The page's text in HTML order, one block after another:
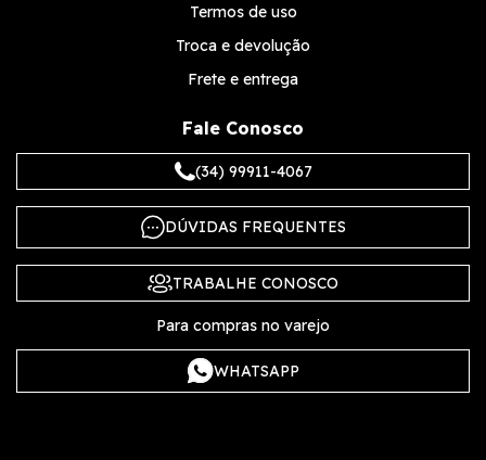
Termos de uso
Troca e devolução
Frete e entrega
Fale Conosco
(34) 99911-4067
DÚVIDAS FREQUENTES
TRABALHE CONOSCO
Para compras no varejo
WHATSAPP